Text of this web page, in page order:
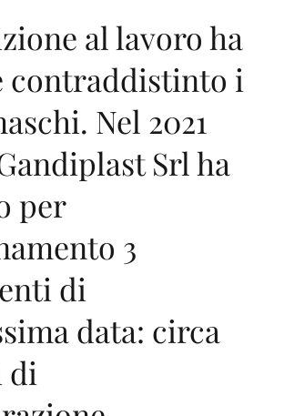
al lavoro ha
contraddistinto i
Nel 2021
Srl ha
per
3
di
data: circa
di